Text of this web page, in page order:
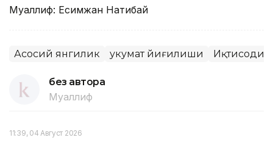
Муаллиф: Есимжан Нақтибай
Асосий янгилик Ҳукумат йиғилиши
без автора
Муаллиф
11:39, 04 Август 2026